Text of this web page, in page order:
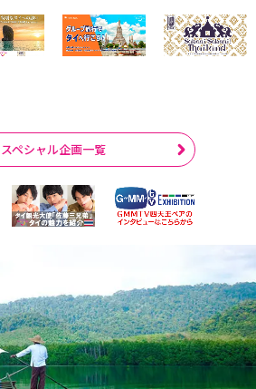
スペシャル企画一覧